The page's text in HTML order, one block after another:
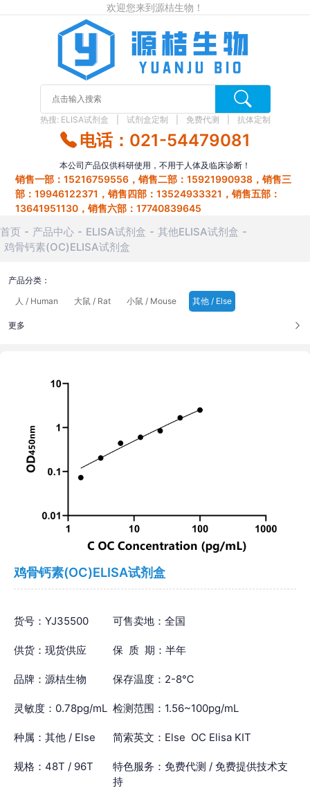
欢迎您来到源桔生物！
热搜: ELISA试剂盒 试剂盒定制 免费代测 抗体定制
电话：021-54479081
本公司产品仅供科研使用，不用于人体及临床诊断！
销售一部：15216759556，销售二部：15921990938，销售三
部：19946122371，销售四部：13524933321，销售五部：
13641951130，销售六部：17740839645
首页 产品中心 ELISA试剂盒
其他ELISA试剂盒
鸡骨钙素(OC)ELISA试剂盒
产品分类：
人 / Human
大鼠 / Rat 小鼠 / Mouse 其他 / Else
更多
鸡骨钙素(OC)ELISA试剂盒
货号：YJ35500 可售卖地：全国
供货：现货供应 保 质 期：半年
品牌：源桔生物 保存温度：2-8℃
灵敏度：0.78pg/mL 检测范围：1.56~100pg/mL
种属：其他 / Else 简索英文：Else OC Elisa KIT
规格：48T / 96T
特色服务：免费代测 / 免费提供技术支
持